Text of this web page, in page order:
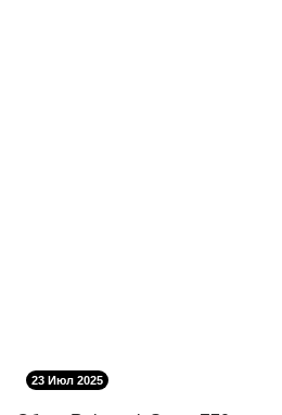
23 Июл 2025